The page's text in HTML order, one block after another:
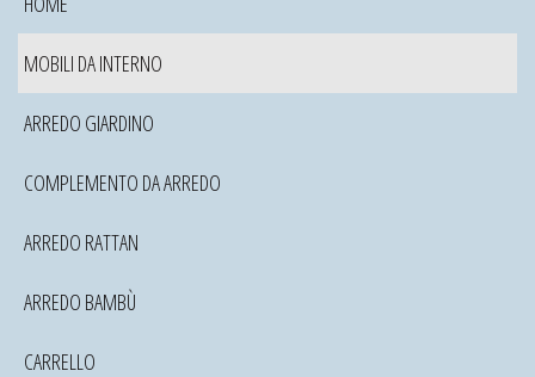
MOBILI DA INTERNO
ARREDO GIARDINO
COMPLEMENTO DA ARREDO
ARREDO RATTAN
ARREDO BAMBÙ
CARRELLO